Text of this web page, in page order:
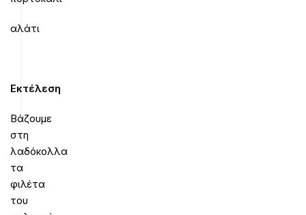
αλάτι
Εκτέλεση
Βάζουμε
στη
λαδόκολλα
τα
φιλέτα
του